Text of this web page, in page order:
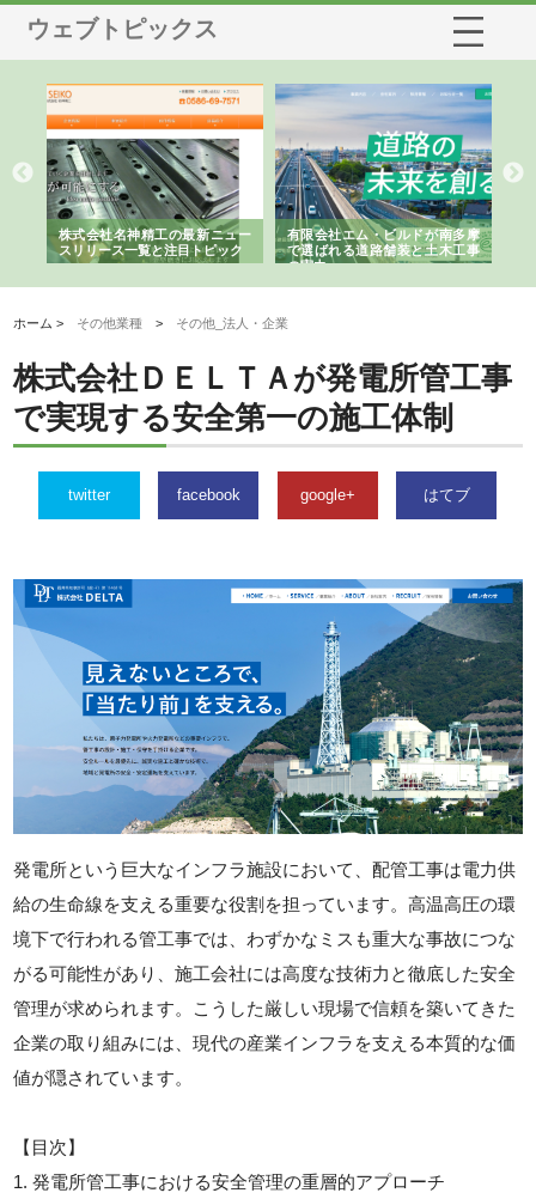
ウェブトピックス
株式会社名神精工の最新ニュー
スリリース一覧と注目トピック
有限会社エム・ビルドが南多摩
で選ばれる道路舗装と土木工事
の実力
ホーム > その他業種 > その他_法人・企業
株式会社ＤＥＬＴＡが発電所管工事
で実現する安全第一の施工体制
twitter facebook google+ はてブ
発電所という巨大なインフラ施設において、配管工事は電力供
給の生命線を支える重要な役割を担っています。高温高圧の環
境下で行われる管工事では、わずかなミスも重大な事故につな
がる可能性があり、施工会社には高度な技術力と徹底した安全
管理が求められます。こうした厳しい現場で信頼を築いてきた
企業の取り組みには、現代の産業インフラを支える本質的な価
値が隠されています。
【目次】
1. 発電所管工事における安全管理の重層的アプローチ